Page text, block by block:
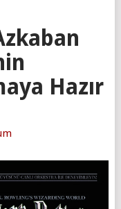
Hazır